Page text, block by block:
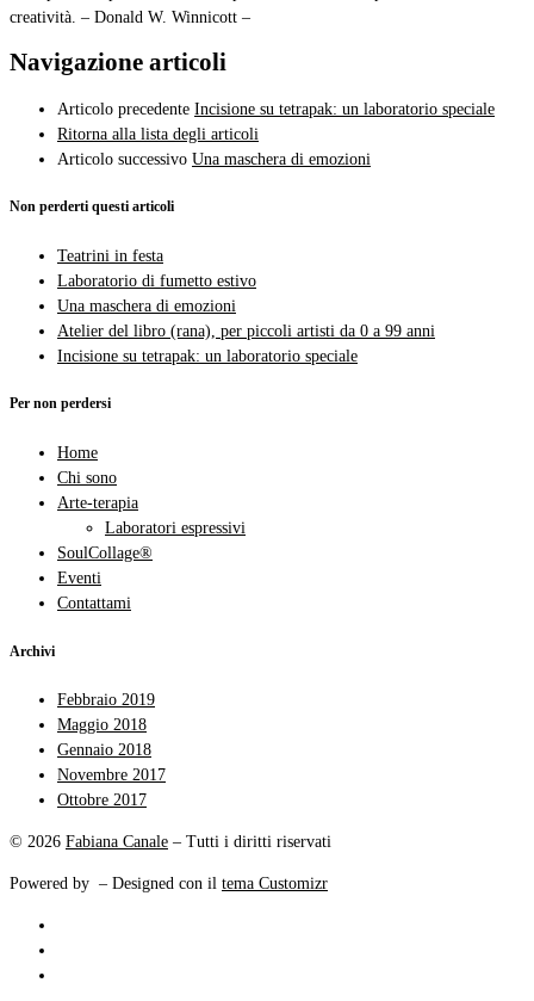
creatività. – Donald W. Winnicott –
Navigazione articoli
Articolo precedente Incisione su tetrapak: un laboratorio speciale
Ritorna alla lista degli articoli
Articolo successivo Una maschera di emozioni
Non perderti questi articoli
Teatrini in festa
Laboratorio di fumetto estivo
Una maschera di emozioni
Atelier del libro (rana), per piccoli artisti da 0 a 99 anni
Incisione su tetrapak: un laboratorio speciale
Per non perdersi
Home
Chi sono
Arte-terapia
Laboratori espressivi
SoulCollage®
Eventi
Contattami
Archivi
Febbraio 2019
Maggio 2018
Gennaio 2018
Novembre 2017
Ottobre 2017
© 2026 Fabiana Canale – Tutti i diritti riservati
Powered by – Designed con il tema Customizr